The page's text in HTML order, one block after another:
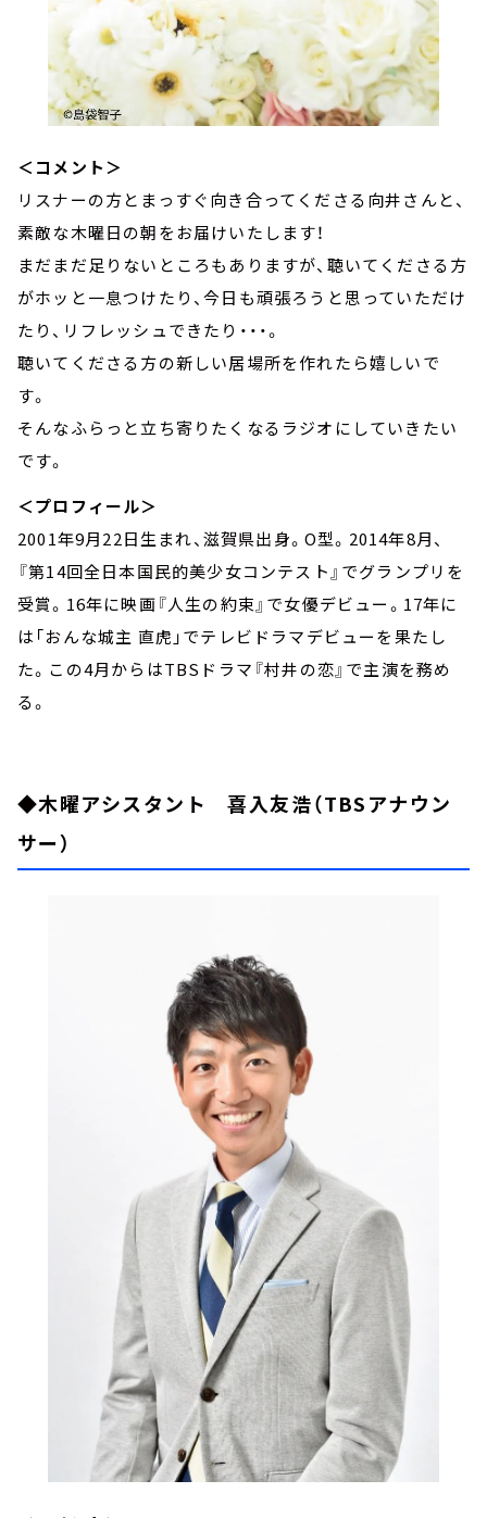
＜コメント＞
リスナーの方とまっすぐ向き合ってくださる向井さんと、
素敵な木曜日の朝をお届けいたします！
まだまだ足りないところもありますが、聴いてくださる方
がホッと一息つけたり、今日も頑張ろうと思っていただけ
たり、リフレッシュできたり・・・。
聴いてくださる方の新しい居場所を作れたら嬉しいで
す。
そんなふらっと立ち寄りたくなるラジオにしていきたい
です。
＜プロフィール＞
2001年9月22日生まれ、滋賀県出身。O型。2014年8月、
『第14回全日本国民的美少女コンテスト』でグランプリを
受賞。16年に映画『人生の約束』で女優デビュー。17年に
は「おんな城主 直虎」でテレビドラマデビューを果たし
た。この4月からはTBSドラマ『村井の恋』で主演を務め
る。
◆木曜アシスタント 喜入友浩（TBSアナウン
サー）